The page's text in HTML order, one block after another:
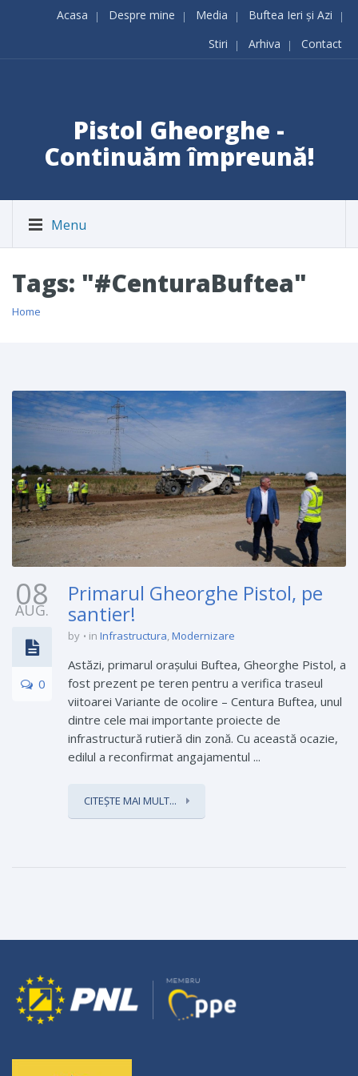
Acasa Despre mine Media
Buftea Ieri și Azi
Stiri
Arhiva Contact
Pistol Gheorghe -
Continuăm împreună!
Menu
Tags: "#CenturaBuftea"
Home
08
AUG.
0
Primarul Gheorghe Pistol, pe
santier!
by in Infrastructura,Modernizare
Astăzi, primarul orașului Buftea, Gheorghe Pistol, a
fost prezent pe teren pentru a verifica traseul
viitoarei Variante de ocolire – Centura Buftea, unul
dintre cele mai importante proiecte de
infrastructură rutieră din zonă. Cu această ocazie,
edilul a reconfirmat angajamentul ...
CITEȘTE MAI MULT...